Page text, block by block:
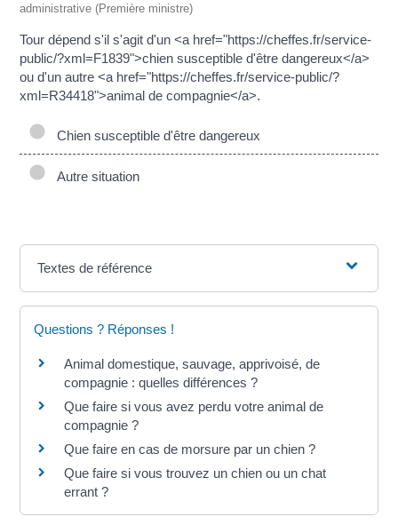
administrative (Première ministre)
Tour dépend s'il s'agit d'un <a href="https://cheffes.fr/service-
public/?xml=F1839">chien susceptible d'être dangereux</a>
ou d'un autre <a href="https://cheffes.fr/service-public/?
xml=R34418">animal de compagnie</a>.
Chien susceptible d'être dangereux
Autre situation
Textes de référence
Questions ? Réponses !
Animal domestique, sauvage, apprivoisé, de
compagnie : quelles différences ?
Que faire si vous avez perdu votre animal de
compagnie ?
Que faire en cas de morsure par un chien ?
Que faire si vous trouvez un chien ou un chat
errant ?